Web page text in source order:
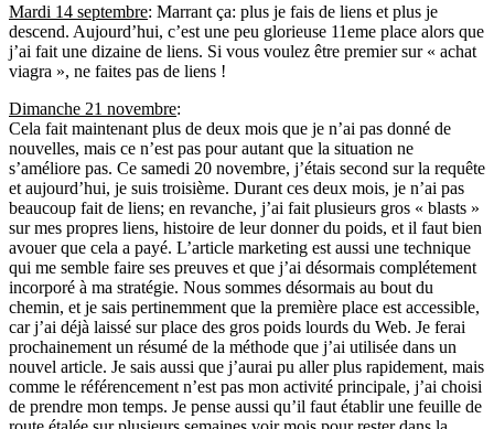
Mardi 14 septembre: Marrant ça: plus je fais de liens et plus je
descend. Aujourd’hui, c’est une peu glorieuse 11eme place alors que
j’ai fait une dizaine de liens. Si vous voulez être premier sur « achat
viagra », ne faites pas de liens !
Dimanche 21 novembre:
Cela fait maintenant plus de deux mois que je n’ai pas donné de
nouvelles, mais ce n’est pas pour autant que la situation ne
s’améliore pas. Ce samedi 20 novembre, j’étais second sur la requête
et aujourd’hui, je suis troisième. Durant ces deux mois, je n’ai pas
beaucoup fait de liens; en revanche, j’ai fait plusieurs gros « blasts »
sur mes propres liens, histoire de leur donner du poids, et il faut bien
avouer que cela a payé. L’article marketing est aussi une technique
qui me semble faire ses preuves et que j’ai désormais complétement
incorporé à ma stratégie. Nous sommes désormais au bout du
chemin, et je sais pertinemment que la première place est accessible,
car j’ai déjà laissé sur place des gros poids lourds du Web. Je ferai
prochainement un résumé de la méthode que j’ai utilisée dans un
nouvel article. Je sais aussi que j’aurai pu aller plus rapidement, mais
comme le référencement n’est pas mon activité principale, j’ai choisi
de prendre mon temps. Je pense aussi qu’il faut établir une feuille de